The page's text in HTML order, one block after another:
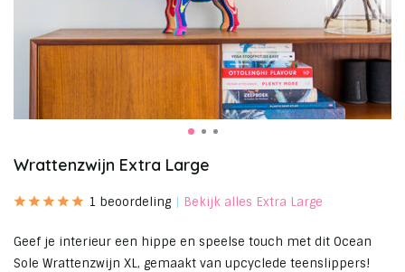
Wrattenzwijn Extra Large
1 beoordeling Bekijk alles Extra Large
Geef je interieur een hippe en speelse touch met dit Ocean
Sole Wrattenzwijn XL, gemaakt van upcyclede teenslippers!